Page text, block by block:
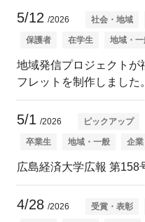
5/12 /2026 社会・地域
保護者 在学生 地域・
地域発信プロジェクトが
フレットを制作しました。
5/1 /2026 ピックアップ
卒業生 地域・一般 企
広島経済大学広報 第158
4/28 /2026 受賞・表彰